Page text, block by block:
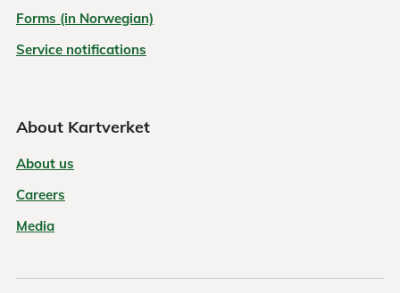
Forms (in Norwegian)
Service notifications
About Kartverket
About us
Careers
Media